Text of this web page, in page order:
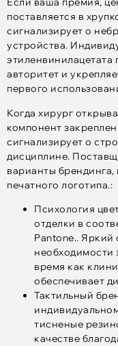
поставляется в
сигнализирует о
устройства.
авторитет и
первого
Когда хирург
компонент
сигнализирует о
дисциплине.
варианты
печатного логотипа.:​
Психология
отделки в
Pantone.. Яркий
необходимости
время как
обеспечивает
Тактильный
тисненые
качестве